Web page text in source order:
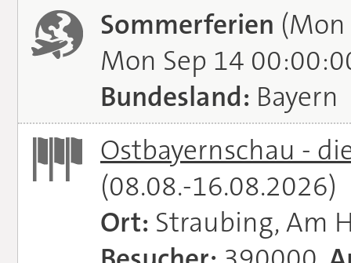
Sommerferien (Mon
Mon Sep 14
Bundesland: Bayern
Ostbayernschau -
(08.08.-16.08.2026)
Ort: Straubing, Am